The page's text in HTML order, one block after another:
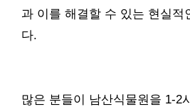
과 이를 해결할 수 있는 현실적
다.
많은 분들이 남산식물원을 1-2